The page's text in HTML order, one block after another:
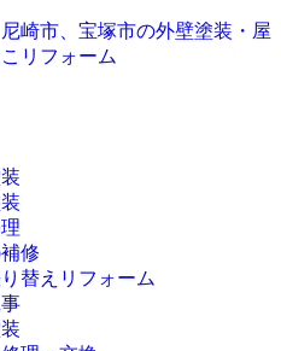
修
替えリフォーム